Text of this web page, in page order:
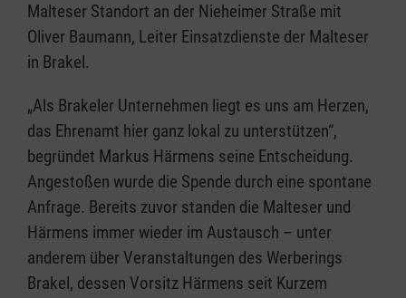
Malteser Standort an der Nieheimer Straße mit
Oliver Baumann, Leiter Einsatzdienste der Malteser
in Brakel.
„Als Brakeler Unternehmen liegt es uns am Herzen,
das Ehrenamt hier ganz lokal zu unterstützen“,
begründet Markus Härmens seine Entscheidung.
Angestoßen wurde die Spende durch eine spontane
Anfrage. Bereits zuvor standen die Malteser und
Härmens immer wieder im Austausch – unter
anderem über Veranstaltungen des Werberings
Brakel, dessen Vorsitz Härmens seit Kurzem